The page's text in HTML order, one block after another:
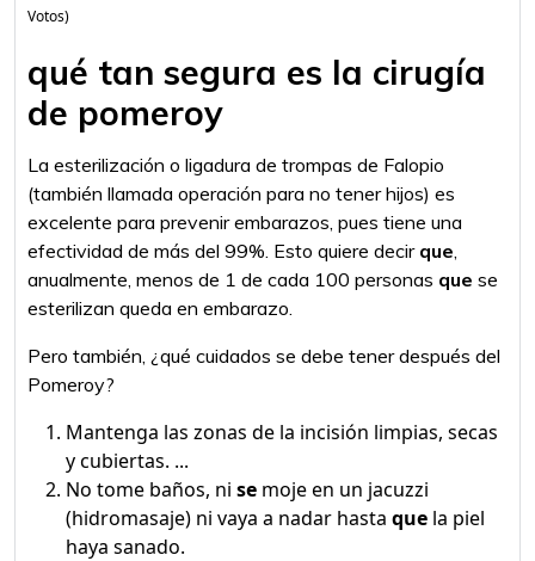
Votos)
qué tan segura es la cirugía
de pomeroy
La esterilización o ligadura de trompas de Falopio
(también llamada operación para no tener hijos) es
excelente para prevenir embarazos, pues tiene una
efectividad de más del 99%. Esto quiere decir que,
anualmente, menos de 1 de cada 100 personas que se
esterilizan queda en embarazo.
Pero también, ¿qué cuidados se debe tener después del
Pomeroy?
Mantenga las zonas de la incisión limpias, secas
y cubiertas. ...
No tome baños, ni se moje en un jacuzzi
(hidromasaje) ni vaya a nadar hasta que la piel
haya sanado.